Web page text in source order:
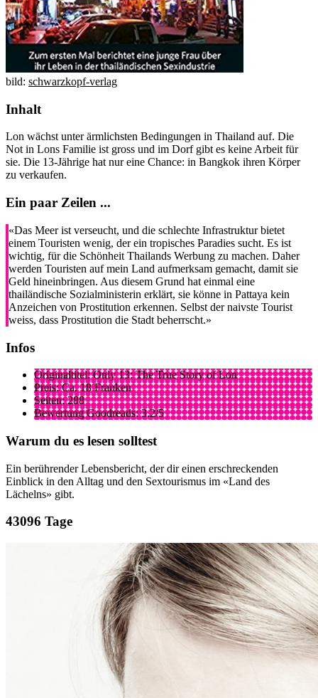
bild: schwarzkopf-verlag
Inhalt
Lon wächst unter ärmlichsten Bedingungen in Thailand auf. Die
Not in Lons Familie ist gross und im Dorf gibt es keine Arbeit für
sie. Die 13-Jährige hat nur eine Chance: in Bangkok ihren Körper
zu verkaufen.
Ein paar Zeilen ...
«Das Meer ist verseucht, und die schlechte Infrastruktur bietet
einem Touristen wenig, der ein tropisches Paradies sucht. Es ist
wichtig, für die Schönheit Thailands Werbung zu machen. Daher
werden Touristen auf mein Land aufmerksam gemacht, damit sie
Geld hineinbringen. Aus diesem Grund hat einmal eine
thailändische Sozialministerin erklärt, sie könne in Pattaya kein
Anzeichen von Prostitution erkennen. Selbst der naivste Tourist
weiss, dass Prostitution die Stadt beherrscht.»
Infos
Originaltitel: Only 13: The True Story of Lon
Preis: Ca. 18 Franken
Seiten: 288
Bewertung Goodreads: 3.2/5
Warum du es lesen solltest
Ein berührender Lebensbericht, der dir einen erschreckenden
Einblick in den Alltag und den Sextourismus im «Land des
Lächelns» gibt.
3096 Tage